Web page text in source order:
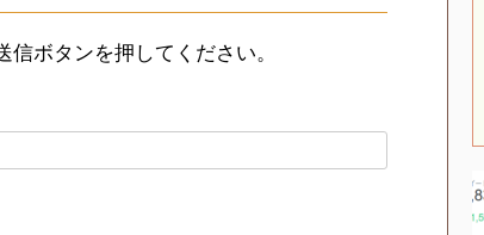
ボタンを押してください。